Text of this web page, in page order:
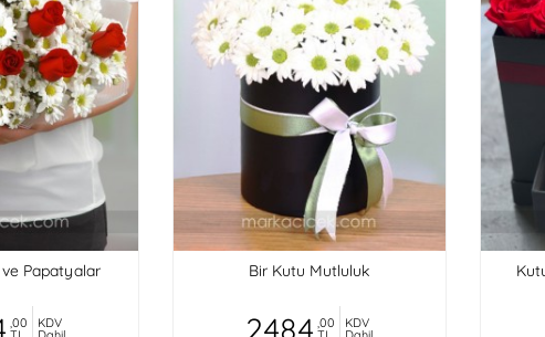
ve Papatyalar
,00 KDV
Bir Kutu Mutluluk
2484 ,00 KDV